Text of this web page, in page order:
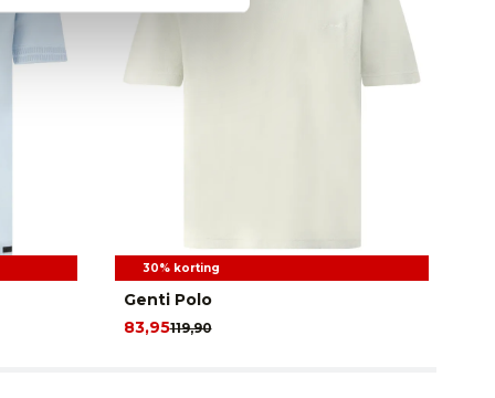
30% korting
Genti Polo
119,90
83,95